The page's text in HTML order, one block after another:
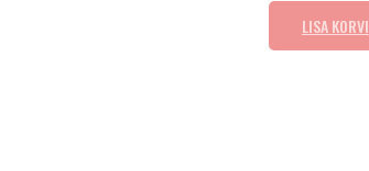
LISA KORVI